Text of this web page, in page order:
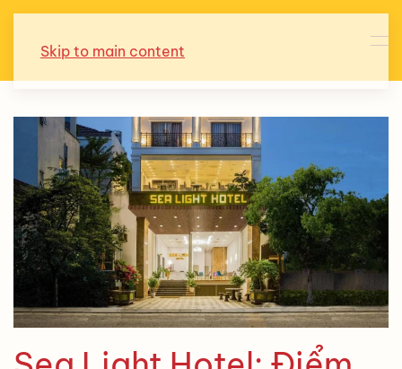
Skip to main content